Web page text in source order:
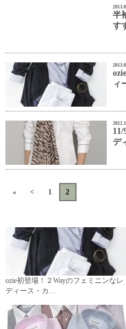
半
す
ィ
デ
« < 1 2
ozie初登場！２Wayのフェミニンなレ
ディース・カ…